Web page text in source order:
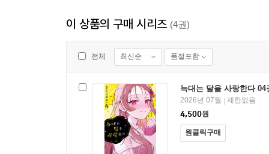
이 상품의 구매 시리즈 (4권)
전체 최신순 품절포함
늑대는 달을 사랑한다 04
2026년 07월
제한없음
4,500원
원클릭구매